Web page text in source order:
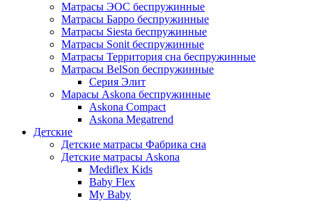
Матрасы ЭОС беспружинные
Матрасы Барро беспружинные
Матрасы Siesta беспружинные
Матрасы Sonit беспружинные
Матрасы Территория сна беспружинные
Матрасы BelSon беспружинные
Серия Элит
Марасы Askona беспружинные
Askona Compact
Askona Megatrend
Детские
Детские матрасы Фабрика сна
Детские матрасы Askona
Mediflex Kids
Baby Flex
My Baby